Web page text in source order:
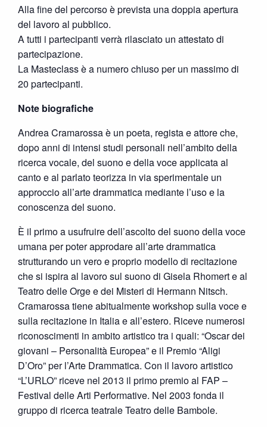
Alla fine del percorso è prevista una doppia apertura
del lavoro al pubblico.
A tutti i partecipanti verrà rilasciato un attestato di
partecipazione.
La Masteclass è a numero chiuso per un massimo di
20 partecipanti.
Note biografiche
Andrea Cramarossa è un poeta, regista e attore che,
dopo anni di intensi studi personali nell’ambito della
ricerca vocale, del suono e della voce applicata al
canto e al parlato teorizza in via sperimentale un
approccio all’arte drammatica mediante l’uso e la
conoscenza del suono.
È il primo a usufruire dell’ascolto del suono della voce
umana per poter approdare all’arte drammatica
strutturando un vero e proprio modello di recitazione
che si ispira al lavoro sul suono di Gisela Rhomert e al
Teatro delle Orge e dei Misteri di Hermann Nitsch.
Cramarossa tiene abitualmente workshop sulla voce e
sulla recitazione in Italia e all’estero. Riceve numerosi
riconoscimenti in ambito artistico tra i quali: “Oscar dei
giovani – Personalità Europea” e il Premio “Aligi
D’Oro” per l’Arte Drammatica. Con il lavoro artistico
“L’URLO” riceve nel 2013 il primo premio al FAP –
Festival delle Arti Performative. Nel 2003 fonda il
gruppo di ricerca teatrale Teatro delle Bambole.